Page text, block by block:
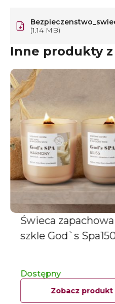
(1.14 MB)
Inne produkty
Świeca
szkle God`s
Dostępny
Zobacz produkt